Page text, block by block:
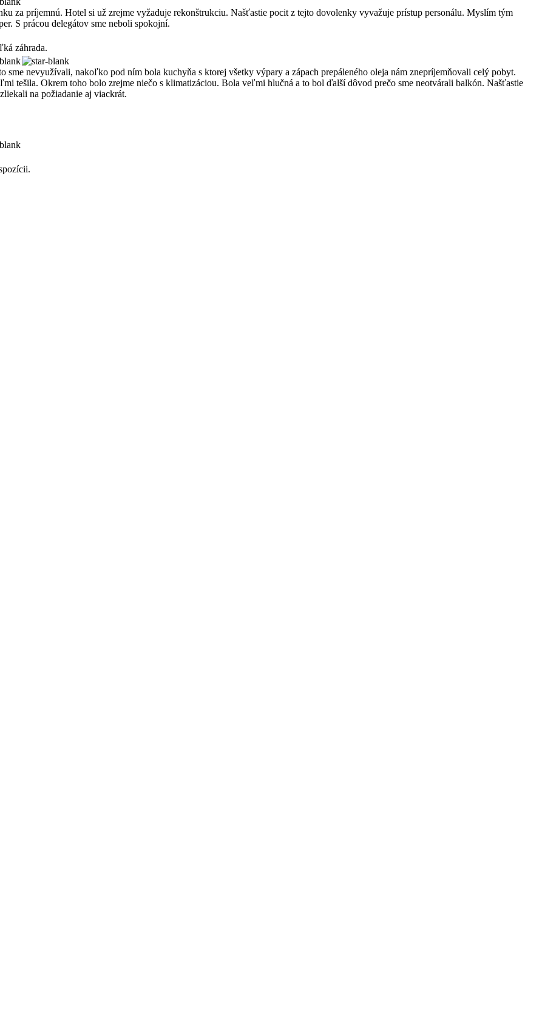
za príjemnú. Hotel si už zrejme vyžaduje rekonštrukciu. Našťastie pocit z tejto dovolenky vyvažuje prístup personálu. Myslím tým
S prácou delegátov sme neboli spokojní.
záhrada.
sme nevyužívali, nakoľko pod ním bola kuchyňa s ktorej všetky výpary a zápach prepáleného oleja nám znepríjemňovali celý pobyt.
tešila. Okrem toho bolo zrejme niečo s klimatizáciou. Bola veľmi hlučná a to bol ďalší dôvod prečo sme neotvárali balkón. Našťastie
na požiadanie aj viackrát.